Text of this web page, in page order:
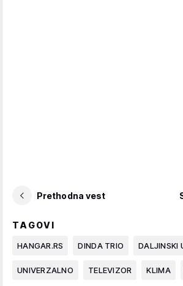
Prethodna vest
TAGOVI
HANGAR.RS DINDA TRIO DALJINSKI
UNIVERZALNO TELEVIZOR KLIMA